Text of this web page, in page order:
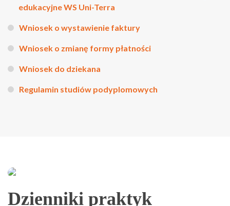
edukacyjne WS Uni-Terra
Wniosek o wystawienie faktury
Wniosek o zmianę formy płatności
Wniosek do dziekana
Regulamin studiów podyplomowych
Dzienniki praktyk